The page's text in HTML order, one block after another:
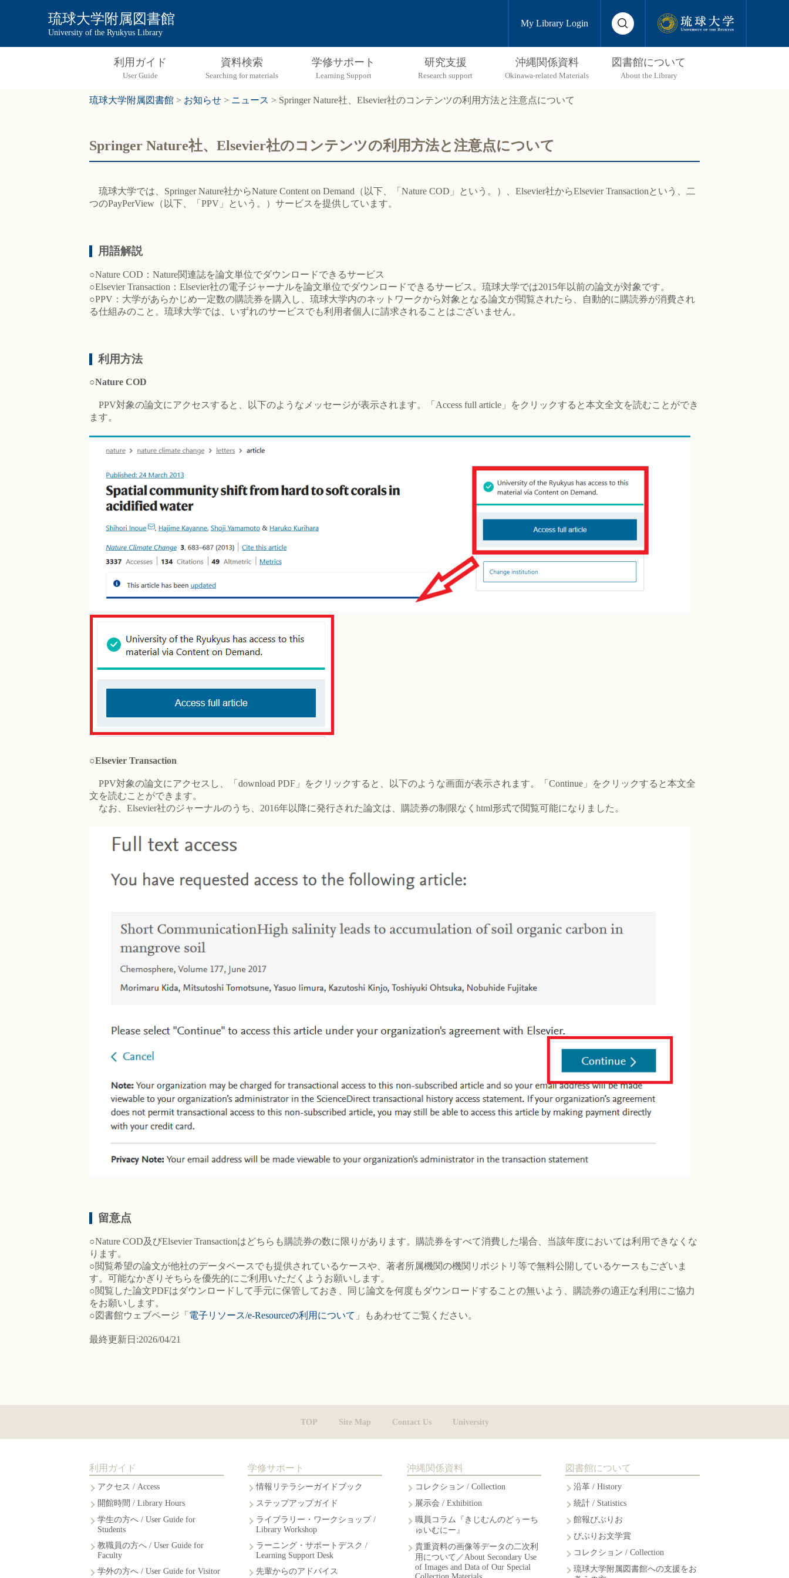
琉球大学附属図書館
University of the Ryukyus Library
My Library Login
利用ガイド 資料検索 学修サポート 研究支援 沖縄関係資料 図書館について
琉球大学附属図書館 > お知らせ > ニュース > Springer Nature社、Elsevier社のコンテンツの利用方法と注意点について
Springer Nature社、Elsevier社のコンテンツの利用方法と注意点について
琉球大学では、Springer Nature社からNature Content on Demand（以下、「Nature COD」という。）、Elsevier社からElsevier Transactionという、二
つのPayPerView（以下、「PPV」という。）サービスを提供しています。
用語解説
○Nature COD：Nature関連誌を論文単位でダウンロードできるサービス
○Elsevier Transaction：Elsevier社の電子ジャーナルを論文単位でダウンロードできるサービス。琉球大学では2015年以前の論文が対象です。
○PPV：大学があらかじめ一定数の購読券を購入し、琉球大学内のネットワークから対象となる論文が閲覧されたら、自動的に購読券が消費され
る仕組みのこと。琉球大学では、いずれのサービスでも利用者個人に請求されることはございません。
利用方法
○Nature COD
PPV対象の論文にアクセスすると、以下のようなメッセージが表示されます。「Access full article」をクリックすると本文全文を読むことができ
ます。
○Elsevier Transaction
PPV対象の論文にアクセスし、「download PDF」をクリックすると、以下のような画面が表示されます。「Continue」をクリックすると本文全
文を読むことができます。
なお、Elsevier社のジャーナルのうち、2016年以降に発行された論文は、購読券の制限なくhtml形式で閲覧可能になりました。
留意点
○Nature COD及びElsevier Transactionはどちらも購読券の数に限りがあります。購読券をすべて消費した場合、当該年度においては利用できなくな
ります。
○閲覧希望の論文が他社のデータベースでも提供されているケースや、著者所属機関の機関リポジトリ等で無料公開しているケースもございま
す。可能なかぎりそちらを優先的にご利用いただくようお願いします。
○閲覧した論文PDFはダウンロードして手元に保管しておき、同じ論文を何度もダウンロードすることの無いよう、購読券の適正な利用にご協力
をお願いします。
○図書館ウェブページ「 電子リソース/e-Resourceの利用について 」もあわせてご覧ください。
最終更新日:2026/04/21
TOP Site Map Contact Us University
利用ガイド
アクセス / Access
開館時間 / Library Hours
学生の方へ / User Guide for
Students
教職員の方へ / User Guide for
Faculty
学外の方へ / User Guide for Visitor
学修サポート
情報リテラシーガイドブック
ステップアップガイド
ライブラリー・ワークショップ /
Library Workshop
ラーニング・サポートデスク /
Learning Support Desk
先輩からのアドバイス
沖縄関係資料
コレクション / Collection
展示会 / Exhibition
職員コラム『きじむんのどぅーち
ゅいむにー』
貴重資料の画像等データの二次利
用について／About Secondary Use
of Images and Data of Our Special
図書館について
沿革 / History
統計 / Statistics
館報びぶりお
びぶりお文学賞
コレクション / Collection
琉球大学附属図書館への支援をお